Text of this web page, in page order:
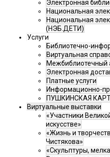
Электронная
Национальная
Национальная
(НЭБ.ДЕТИ)
Услуги
Библиотечно-
Виртуальная
Межбиблиотечный
Электронная
Платные услуги
Информационно-
ПУШКИНСКАЯ
Виртуальные выставки
«Участники
искусстве»
«Жизнь и
Чистякова»
«Скульптуры,